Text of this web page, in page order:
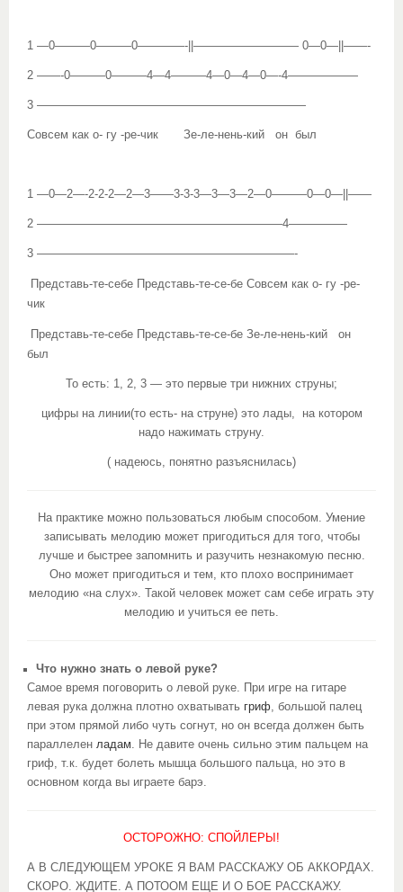
1 —0———0———0————-||————————— 0—0—||——-
2 ——-0———0———4—4———4—0—4—0—-4——————
3 ———————————————————————
Совсем как о- гу -ре-чик Зе-ле-нень-кий он был
1 —0—2—-2-2-2—2—3——3-3-3—3—3—2—0———0—0—||——
2 —————————————————————4—————
3 ——————————————————————-
Представь-те-себе Представь-те-се-бе Совсем как о- гу -ре-
чик
Представь-те-себе Представь-те-се-бе Зе-ле-нень-кий он
был
То есть: 1, 2, 3 — это первые три нижних струны;
цифры на линии(то есть- на струне) это лады, на котором
надо нажимать струну.
( надеюсь, понятно разъяснилась)
На практике можно пользоваться любым способом. Умение
записывать мелодию может пригодиться для того, чтобы
лучше и быстрее запомнить и разучить незнакомую песню.
Оно может пригодиться и тем, кто плохо воспринимает
мелодию «на слух». Такой человек может сам себе играть эту
мелодию и учиться ее петь.
Что нужно знать о левой руке?
Самое время поговорить о левой руке. При игре на гитаре
левая рука должна плотно охватывать гриф, большой палец
при этом прямой либо чуть согнут, но он всегда должен быть
параллелен ладам. Не давите очень сильно этим пальцем на
гриф, т.к. будет болеть мышца большого пальца, но это в
основном когда вы играете барэ.
ОСТОРОЖНО: СПОЙЛЕРЫ!
А В СЛЕДУЮЩЕМ УРОКЕ Я ВАМ РАССКАЖУ ОБ АККОРДАХ.
СКОРО. ЖДИТЕ. А ПОТООМ ЕЩЕ И О БОЕ РАССКАЖУ.